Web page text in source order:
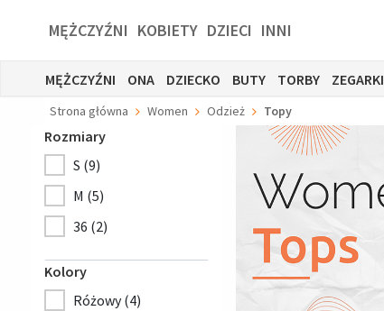
MĘŻCZYŹNI KOBIETY DZIECI INNI
MĘŻCZYŹNI ONA DZIECKO BUTY TORBY
Strona główna Women Odzież Topy
Rozmiary
S (9)
M (5)
36 (2)
Kolory
Różowy (4)